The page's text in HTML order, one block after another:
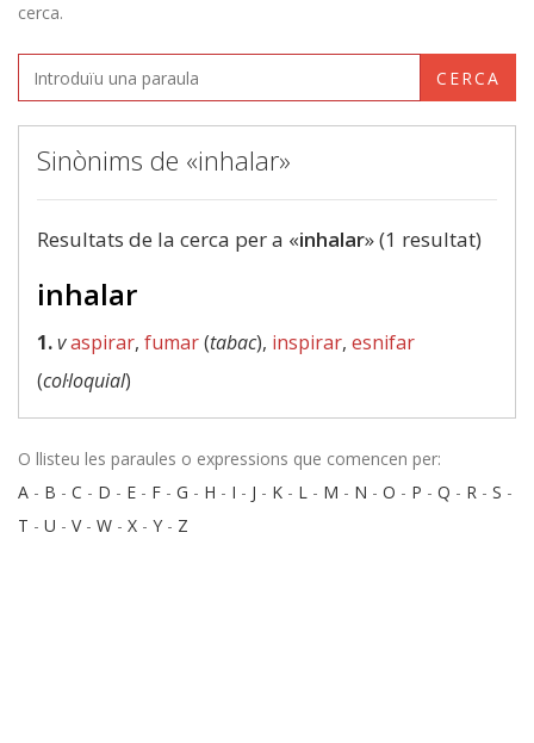
cerca.
CERCA
Sinònims de «inhalar»
Resultats de la cerca per a «inhalar» (1 resultat)
inhalar
1.vaspirar, fumar(tabac), inspirar, esnifar
(col·loquial)
O llisteu les paraules o expressions que comencen per:
A - B - C - D - E - F - G - H - I - J - K - L - M - N - O - P - Q - R - S -
T - U - V- W - X - Y - Z